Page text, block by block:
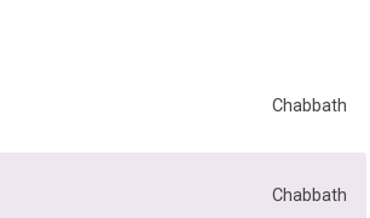
Chabbath
Chabbath